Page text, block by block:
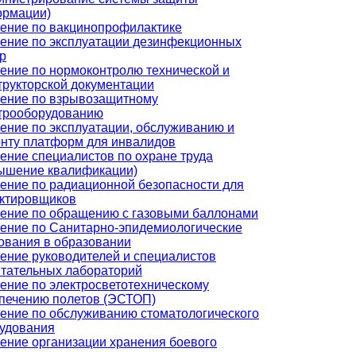
по вакцинопрофилактике
по эксплуатации дезинфекционных
по нормоконтролю технической и
документации
по взрывозащитному
по эксплуатации, обслуживанию и
платформ для инвалидов
специалистов по охране труда
квалификации)
по радиационной безопасности для
по обращению с газовыми баллонами
по Санитарно-эпидемиологические
в образовании
руководителей и специалистов
лабораторий
по электросветотехническому
полетов (ЭСТОП)
по обслуживанию стоматологического
организации хранения боевого